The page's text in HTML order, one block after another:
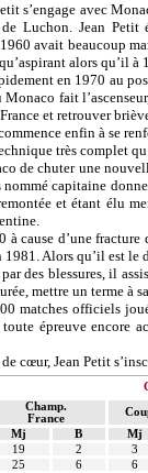
s’engage avec
Luchon. Jean
avait beaucoup
alors qu’il à
en 1970 au
Monaco fait
et retrouver
enfin à se
très complet
de chuter une
capitaine
et étant élu
à cause d’une
Alors qu’il est
des blessures, il
mettre un terme à
matches officiels
épreuve encore
cœur, Jean Petit
Champ.
France
Mj
B
Mj
19 2
3
25 6
6